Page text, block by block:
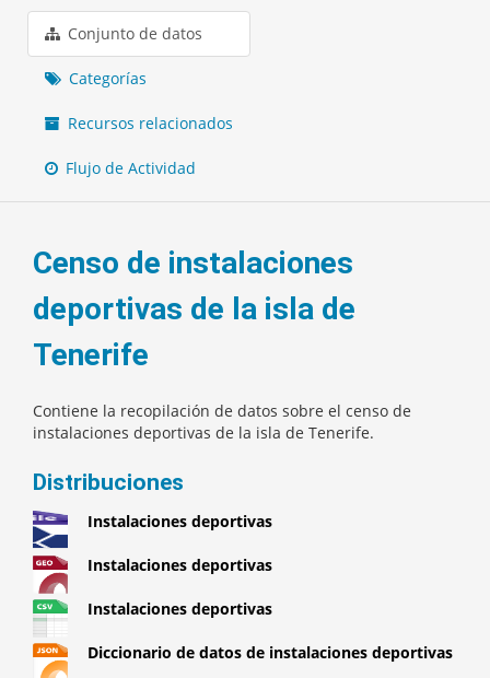
Conjunto de datos
Categorías
Recursos relacionados
Flujo de Actividad
Censo de instalaciones
deportivas de la isla de
Tenerife
Contiene la recopilación de datos sobre el censo de
instalaciones deportivas de la isla de Tenerife.
Distribuciones
Instalaciones deportivas
Instalaciones deportivas
Instalaciones deportivas
Diccionario de datos de instalaciones deportivas